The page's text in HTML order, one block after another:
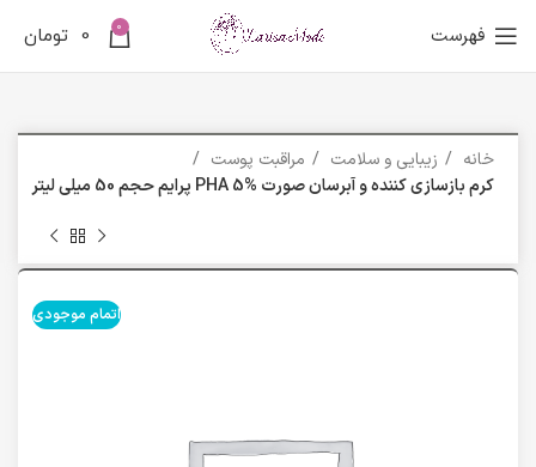
فهرست 0
0 تومان
خانه زیبایی و سلامت
مراقبت پوست
کرم بازسازی‌ کننده و آبرسان صورت PHA 5% پرایم حجم 50 میلی لیتر
اتمام موجودی